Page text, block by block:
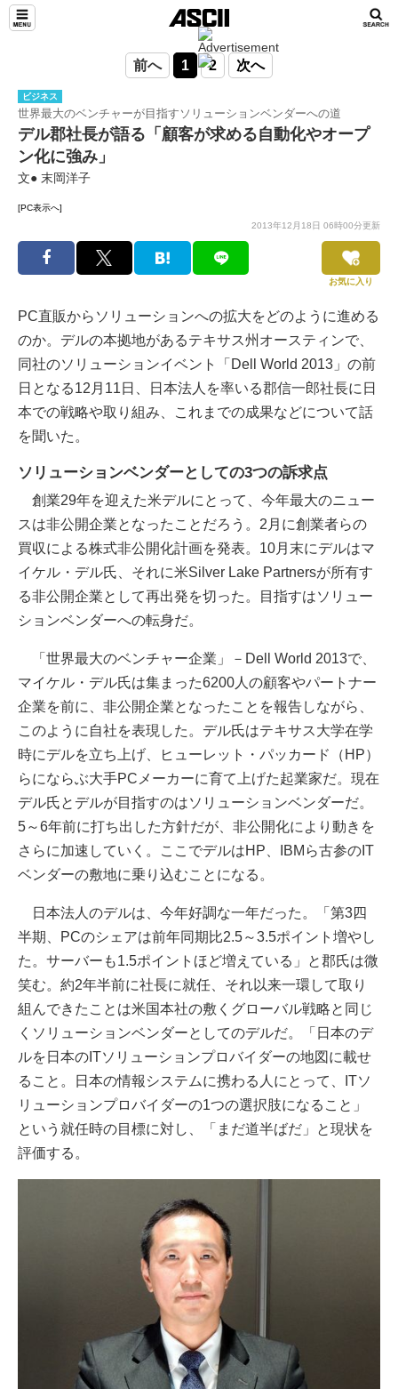
前へ 1 2 次へ
ビジネス
世界最大のベンチャーが目指すソリューションベンダーへの道
デル郡社長が語る「顧客が求める自動化やオープ
ン化に強み」
文● 末岡洋子
[PC表示へ]
2013年12月18日 06時00分更新
お気に入り
PC直販からソリューションへの拡大をどのように進める
のか。デルの本拠地があるテキサス州オースティンで、
同社のソリューションイベント「Dell World 2013」の前
日となる12月11日、日本法人を率いる郡信一郎社長に日
本での戦略や取り組み、これまでの成果などについて話
を聞いた。
ソリューションベンダーとしての3つの訴求点
創業29年を迎えた米デルにとって、今年最大のニュー
スは非公開企業となったことだろう。2月に創業者らの
買収による株式非公開化計画を発表。10月末にデルはマ
イケル・デル氏、それに米Silver Lake Partnersが所有す
る非公開企業として再出発を切った。目指すはソリュー
ションベンダーへの転身だ。
「世界最大のベンチャー企業」－Dell World 2013で、
マイケル・デル氏は集まった6200人の顧客やパートナー
企業を前に、非公開企業となったことを報告しながら、
このように自社を表現した。デル氏はテキサス大学在学
時にデルを立ち上げ、ヒューレット・パッカード（HP）
らにならぶ大手PCメーカーに育て上げた起業家だ。現在
デル氏とデルが目指すのはソリューションベンダーだ。
5～6年前に打ち出した方針だが、非公開化により動きを
さらに加速していく。ここでデルはHP、IBMら古参のIT
ベンダーの敷地に乗り込むことになる。
日本法人のデルは、今年好調な一年だった。「第3四
半期、PCのシェアは前年同期比2.5～3.5ポイント増やし
た。サーバーも1.5ポイントほど増えている」と郡氏は微
笑む。約2年半前に社長に就任、それ以来一環して取り
組んできたことは米国本社の敷くグローバル戦略と同じ
くソリューションベンダーとしてのデルだ。「日本のデ
ルを日本のITソリューションプロバイダーの地図に載せ
ること。日本の情報システムに携わる人にとって、ITソ
リューションプロバイダーの1つの選択肢になること」
という就任時の目標に対し、「まだ道半ばだ」と現状を
評価する。